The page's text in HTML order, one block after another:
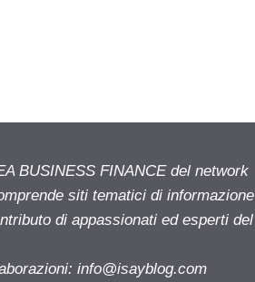
BUSINESS FINANCE del network
siti tematici di informazione
di appassionati ed esperti del
info@isayblog.com